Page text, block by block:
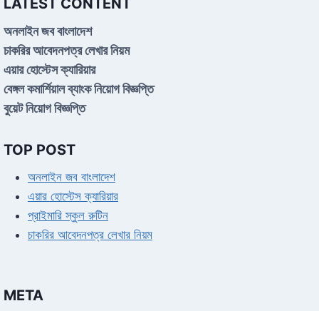
LATEST CONTENT
অনলাইন জব বাংলাদেশ
চাকরির আবেদনপত্র লেখার নিয়ম
এয়ার হোস্টেস ক্যারিয়ার
বেঙ্গল কমার্শিয়াল ব্যাংক নিয়োগ বিজ্ঞপ্তি
বুয়েট নিয়োগ বিজ্ঞপ্তি
TOP POST
অনলাইন জব বাংলাদেশ
এয়ার হোস্টেস ক্যারিয়ার
প্রাইমারি স্কুল রুটিন
চাকরির আবেদনপত্র লেখার নিয়ম
META